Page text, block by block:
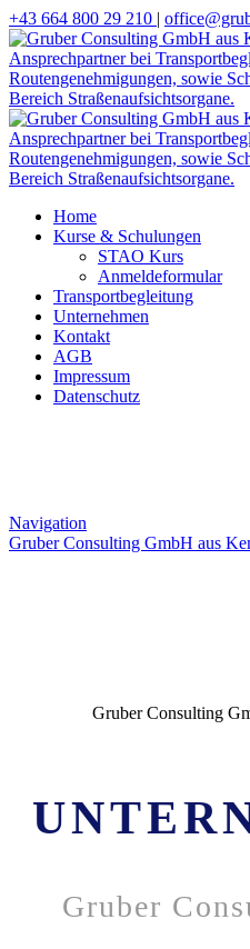
+43 664 800 29 210 |
Home
Kurse & Schulungen
STAO Kurs
Anmeldeformular
Transportbegleitung
Unternehmen
Kontakt
AGB
Impressum
Datenschutz
Navigation
Gruber Consulting GmbH aus
Gruber Consulting
Gruber